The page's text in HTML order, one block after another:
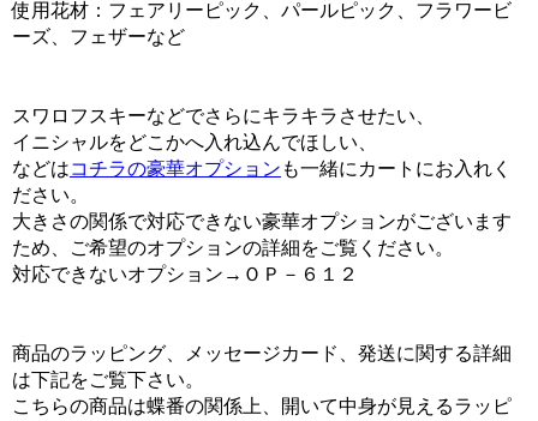
使用花材：フェアリーピック、パールピック、フラワービ
ーズ、フェザーなど
スワロフスキーなどでさらにキラキラさせたい、
イニシャルをどこかへ入れ込んでほしい、
などはコチラの豪華オプション も一緒にカートにお入れく
ださい。
大きさの関係で対応できない豪華オプションがございます
ため、ご希望のオプションの詳細をご覧ください。
対応できないオプション→ＯＰ－６１２
商品のラッピング、メッセージカード、発送に関する詳細
は下記をご覧下さい。
こちらの商品は蝶番の関係上、開いて中身が見えるラッピ